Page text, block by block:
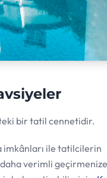
bir tatil cennetidir.
imkânları ile tatilcilerin
verimli geçirmenize